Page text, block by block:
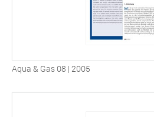
Aqua & Gas 08 | 2005